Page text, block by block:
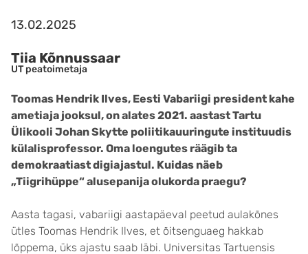
13.02.2025
Tiia Kõnnussaar
UT peatoimetaja
Toomas Hendrik Ilves, Eesti Vabariigi president kahe
ametiaja jooksul, on alates 2021. aastast Tartu
Ülikooli Johan Skytte poliitikauuringute instituudis
külalisprofessor. Oma loengutes räägib ta
demokraatiast digiajastul. Kuidas näeb
„Tiigrihüppe“ alusepanija olukorda praegu?
Aasta tagasi, vabariigi aastapäeval peetud aulakõnes
ütles Toomas Hendrik Ilves, et õitsenguaeg hakkab
lõppema, üks ajastu saab läbi. Universitas Tartuensis